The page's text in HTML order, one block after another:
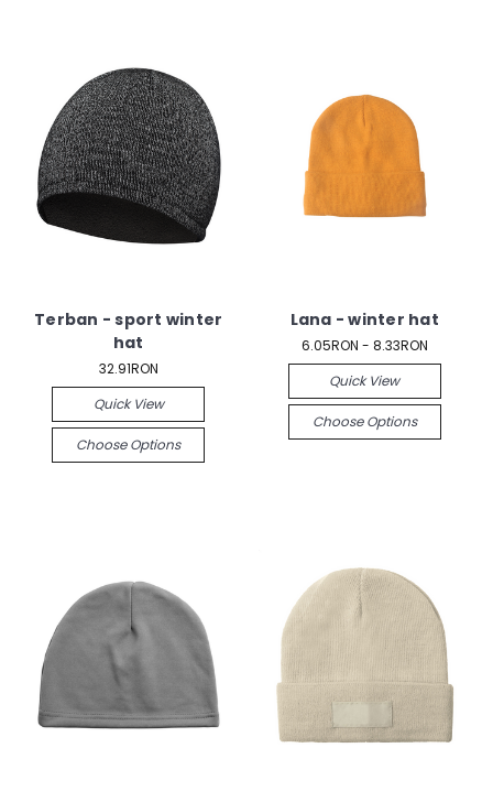
Terban - sport winter
hat
32.91RON
Quick View
Choose Options
Lana - winter hat
6.05RON - 8.33RON
Quick View
Choose Options